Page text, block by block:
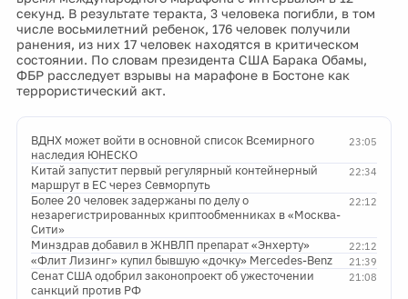
секунд. В результате теракта, 3 человека погибли, в том
числе восьмилетний ребенок, 176 человек получили
ранения, из них 17 человек находятся в критическом
состоянии. По словам президента США Барака Обамы,
ФБР расследует взрывы на марафоне в Бостоне как
террористический акт.
23:05
ВДНХ может войти в основной список Всемирного
наследия ЮНЕСКО
22:34
Китай запустит первый регулярный контейнерный
маршрут в ЕС через Севморпуть
22:12
Более 20 человек задержаны по делу о
незарегистрированных криптообменниках в «Москва-
Сити»
22:12
Минздрав добавил в ЖНВЛП препарат «Энхерту»
21:39
«Флит Лизинг» купил бывшую «дочку» Mercedes-Benz
21:08
Сенат США одобрил законопроект об ужесточении
санкций против РФ